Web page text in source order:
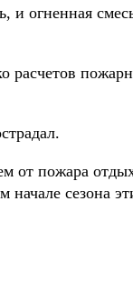
огненная
пожара
сезона